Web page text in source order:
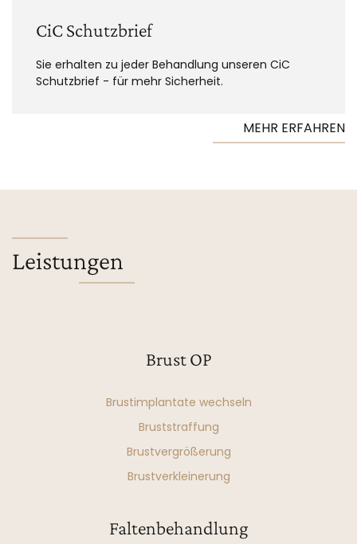
CiC Schutzbrief
Sie erhalten zu jeder Behandlung unseren CiC
Schutzbrief - für mehr Sicherheit.
MEHR ERFAHREN
Leistungen
Brust OP
Brustimplantate wechseln
Bruststraffung
Brustvergrößerung
Brustverkleinerung
Faltenbehandlung